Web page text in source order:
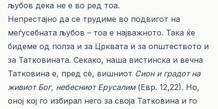
љубов дека не е во ред тоа.
Непрестајно да се трудиме во подвигот на
меѓусебната љубов – тоа е најважното. Така ќе
бидеме од полза и за Црквата и за општеството и
за Татковината. Секако, наша вистинска и вечна
Татковина е, пред сѐ, вишниот Сион и градот на
живиот Бог, небесниот Ерусалим(Евр. 12,22). Но,
оној кој го избирал него за своја Татковина и го